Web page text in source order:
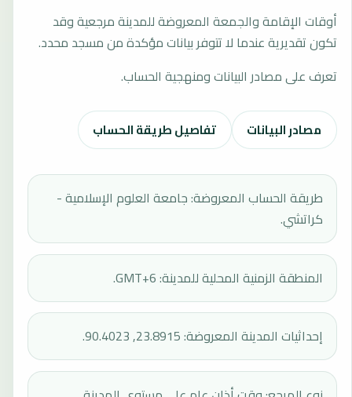
أوقات الإقامة والجمعة المعروضة للمدينة مرجعية وقد
تكون تقديرية عندما لا تتوفر بيانات مؤكدة من مسجد محدد.
تعرف على مصادر البيانات ومنهجية الحساب.
مصادر البيانات تفاصيل طريقة الحساب
طريقة الحساب المعروضة: جامعة العلوم الإسلامية -
كراتشي.
المنطقة الزمنية المحلية للمدينة: GMT+6.
إحداثيات المدينة المعروضة: 23.8915, 90.4023.